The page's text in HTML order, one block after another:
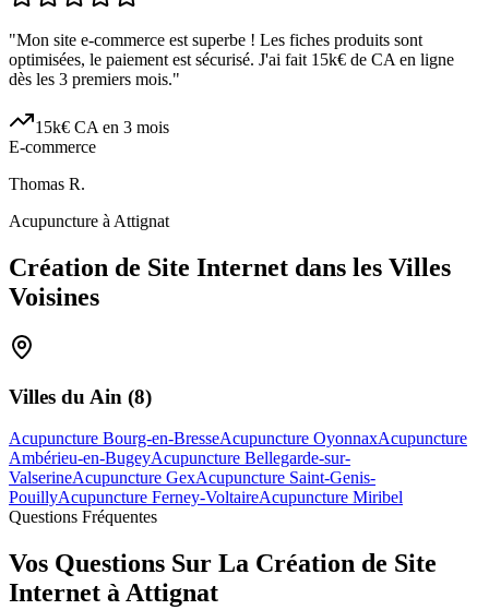
"Mon site e-commerce est superbe ! Les fiches produits sont
optimisées, le paiement est sécurisé. J'ai fait 15k€ de CA en ligne
dès les 3 premiers mois."
15k€ CA en 3 mois
E-commerce
Thomas R.
Acupuncture à Attignat
Création de Site Internet dans les Villes
Voisines
Villes du Ain (8)
Acupuncture Bourg-en-BresseAcupuncture OyonnaxAcupuncture
Ambérieu-en-BugeyAcupuncture Bellegarde-sur-
ValserineAcupuncture GexAcupuncture Saint-Genis-
PouillyAcupuncture Ferney-VoltaireAcupuncture Miribel
Questions Fréquentes
Vos Questions Sur La Création de Site
Internet à Attignat